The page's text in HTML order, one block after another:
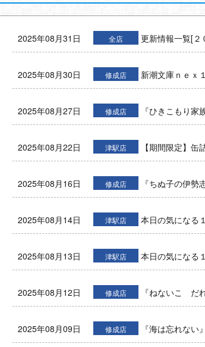
2025年08月31日 全店 更新情報一覧[２
2025年08月30日 修成店 新潮文庫ｎｅｘ
2025年08月27日 修成店 『ひきこもり家
2025年08月22日 津駅店 【期間限定】缶
2025年08月16日 修成店 『ちぬ子の伊勢
2025年08月14日 津駅店 本日の気になる
2025年08月13日 津駅店 本日の気になる
2025年08月12日 修成店 『ねないこ だ
2025年08月09日 修成店 『海は忘れない